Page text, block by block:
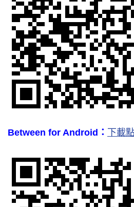
Between for Android： 下載